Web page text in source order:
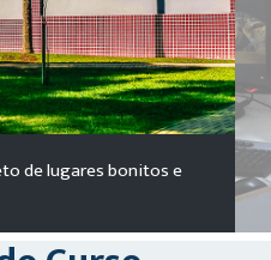
de lugares bonitos e